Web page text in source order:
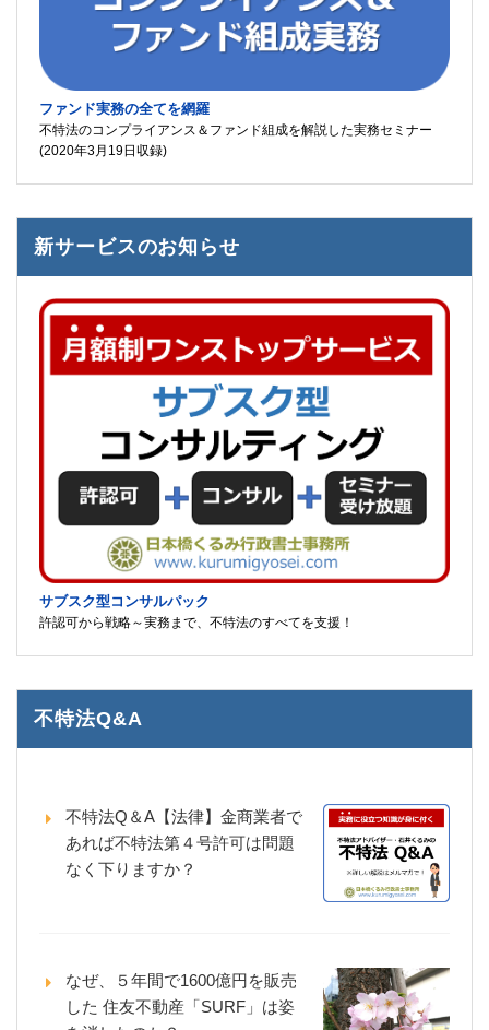
ファンド実務の全てを網羅
不特法のコンプライアンス＆ファンド組成を解説した実務セミナー
(2020年3月19日収録)
新サービスのお知らせ
サブスク型コンサルパック
許認可から戦略～実務まで、不特法のすべてを支援！
不特法Q&A
不特法Q＆A【法律】金商業者で
あれば不特法第４号許可は問題
なく下りますか？
なぜ、５年間で1600億円を販売
した 住友不動産「SURF」は姿